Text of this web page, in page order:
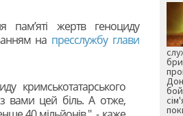
жертв геноциду
на пресслужбу глави
кримськотатарського
вами цей біль. А отже,